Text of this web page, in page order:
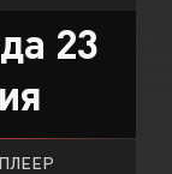
пароль
23